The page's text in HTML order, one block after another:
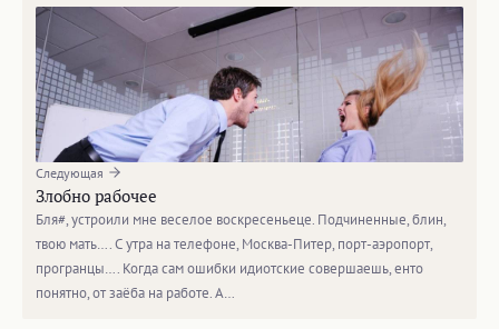
Следующая
Злобно рабочее
Бля#, устроили мне веселое воскресеньеце. Подчиненные, блин,
твою мать…. С утра на телефоне, Москва-Питер, порт-аэропорт,
програнцы…. Когда сам ошибки идиотские совершаешь, енто
понятно, от заёба на работе. А…